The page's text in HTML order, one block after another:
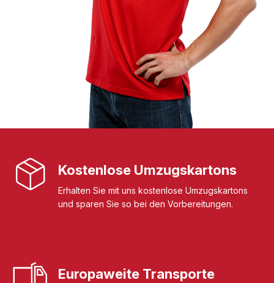
Kostenlose Umzugskartons
Erhalten Sie mit uns kostenlose Umzugskartons
und sparen Sie so bei den Vorbereitungen.
Europaweite Transporte